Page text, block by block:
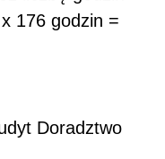
176 godzin =
Doradztwo